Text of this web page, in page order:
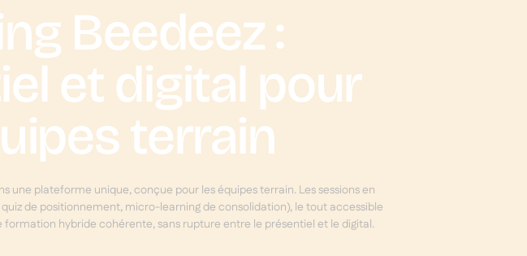
Beedeez :
et digital pour
terrain
une plateforme unique, conçue pour les équipes terrain. Les sessions en
de positionnement, micro-learning de consolidation), le tout accessible
hybride cohérente, sans rupture entre le présentiel et le digital.